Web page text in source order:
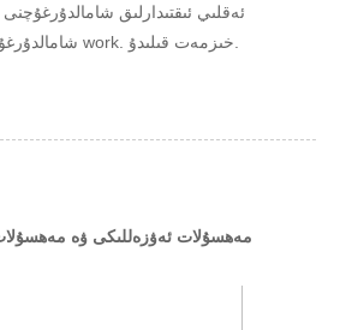
مەھسۇلات ئەۋزەللىكى ۋە